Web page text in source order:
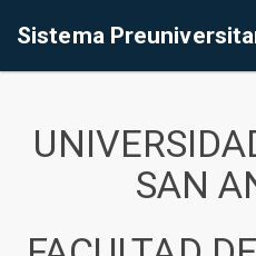
Sistema
SAN